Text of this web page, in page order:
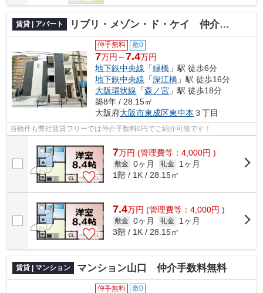
賃貸 | アパート リブリ・メゾン・ド・ケイ 仲介手数料無料
仲手無料 敷0
7万円～7.4万円
地下鉄中央線 「緑橋 」駅 徒歩6分
地下鉄中央線 「深江橋 」駅 徒歩16分
大阪環状線 「森ノ宮 」駅 徒歩18分
築8年 / 28.15㎡
大阪府大阪市東成区東中本 ３丁目
当物件も弊社賃貸フリーでは仲介手数料0円でご紹介可能です！
7万円 (管理費等：4,000円 )
敷金 0ヶ月 礼金
1ヶ月
1階 / 1K / 28.15㎡
7.4万円 (管理費等：4,000円 )
敷金 0ヶ月 礼金
1ヶ月
3階 / 1K / 28.15㎡
賃貸 | マンション マンション山口 仲介手数料無料
仲手無料 敷0